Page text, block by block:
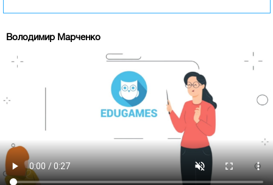
Володимир Марченко